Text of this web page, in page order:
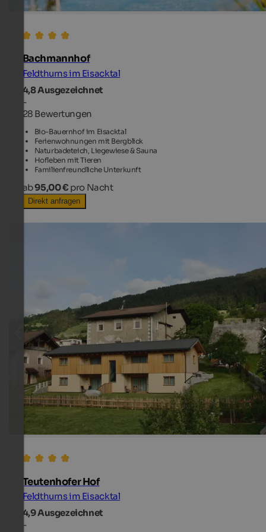
Bachmannhof
Feldthurns im Eisacktal
4,8Ausgezeichnet
-
28 Bewertungen
Bio-Bauernhof im Eisacktal
Ferienwohnungen mit Bergblick
Naturbadeteich, Liegewiese & Sauna
Hofleben mit Tieren
Familienfreundliche Unterkunft
ab95,00 € pro Nacht
Direkt anfragen
Teutenhofer Hof
Feldthurns im Eisacktal
4,9Ausgezeichnet
-